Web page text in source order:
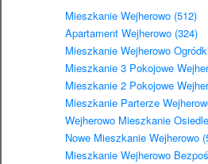
Mieszkanie Wejherowo (512)
Apartament Wejherowo (324)
Mieszkanie Wejherowo
Mieszkanie 3 Pokojowe
Mieszkanie 2 Pokojowe
Mieszkanie Parterze
Wejherowo Mieszkanie
Nowe Mieszkanie Wejherowo
Mieszkanie Wejherowo